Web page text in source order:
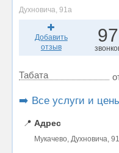
Духновича, 91а
Добавить
отзыв
97
Табата
➡️ Все услуги и
📍 Адрес
Мукачево, Духновича,